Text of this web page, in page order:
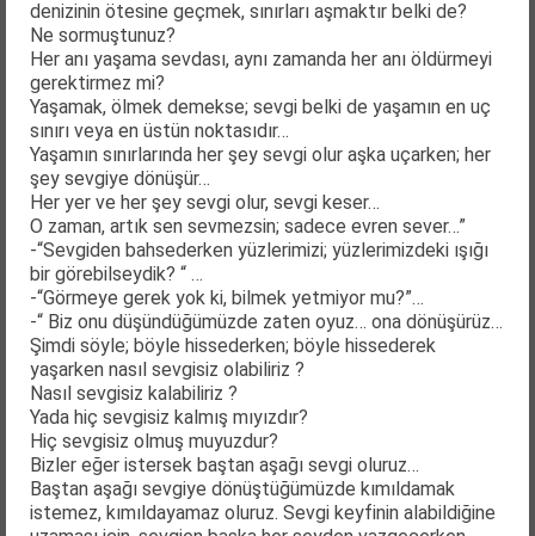
denizinin ötesine geçmek, sınırları aşmaktır belki de?
Ne sormuştunuz?
Her anı yaşama sevdası, aynı zamanda her anı öldürmeyi
gerektirmez mi?
Yaşamak, ölmek demekse; sevgi belki de yaşamın en uç
sınırı veya en üstün noktasıdır…
Yaşamın sınırlarında her şey sevgi olur aşka uçarken; her
şey sevgiye dönüşür…
Her yer ve her şey sevgi olur, sevgi keser…
O zaman, artık sen sevmezsin; sadece evren sever…”
-“Sevgiden bahsederken yüzlerimizi; yüzlerimizdeki ışığı
bir görebilseydik? “ …
-“Görmeye gerek yok ki, bilmek yetmiyor mu?”…
-“ Biz onu düşündüğümüzde zaten oyuz… ona dönüşürüz…
Şimdi söyle; böyle hissederken; böyle hissederek
yaşarken nasıl sevgisiz olabiliriz ?
Nasıl sevgisiz kalabiliriz ?
Yada hiç sevgisiz kalmış mıyızdır?
Hiç sevgisiz olmuş muyuzdur?
Bizler eğer istersek baştan aşağı sevgi oluruz…
Baştan aşağı sevgiye dönüştüğümüzde kımıldamak
istemez, kımıldayamaz oluruz. Sevgi keyfinin alabildiğine